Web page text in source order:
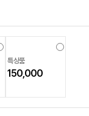
특상품
150,000